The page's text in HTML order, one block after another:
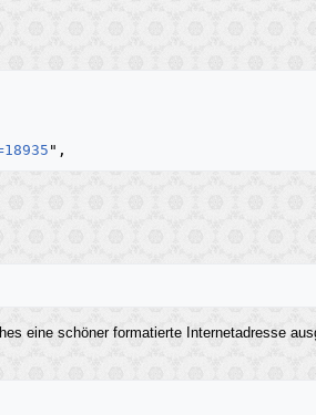
eine schöner formatierte Internetadresse